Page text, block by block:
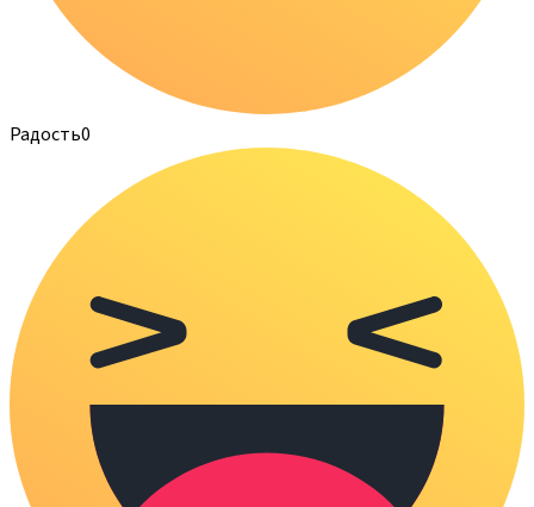
Радость0